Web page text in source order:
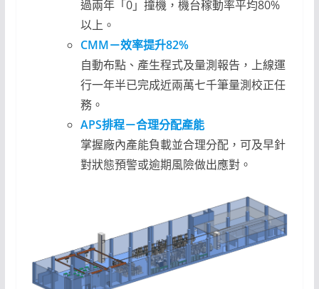
過兩年「0」撞機，機台稼動率平均80%
以上。
CMM－效率提升82%
自動布點、產生程式及量測報告，上線運
行一年半已完成近兩萬七千筆量測校正任
務。
APS排程－合理分配產能
掌握廠內產能負載並合理分配，可及早針
對狀態預警或逾期風險做出應對。